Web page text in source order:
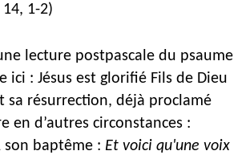
1-2)
lecture postpascale du psaume
ici : Jésus est glorifié Fils de Dieu
sa résurrection, déjà proclamé
en d’autres circonstances :
son baptême : Et voici qu'une voix